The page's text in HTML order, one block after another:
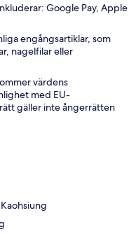
Google Pay, Apple
engångsartiklar, som
nagelfilar eller
värdens
med EU-
gäller inte ångerrätten